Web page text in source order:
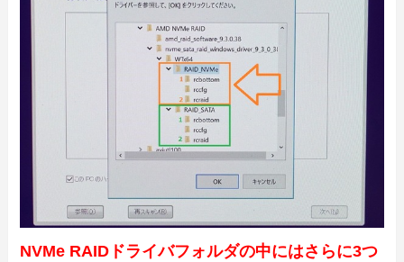
NVMe RAIDドライバフォルダの中にはさらに3つ